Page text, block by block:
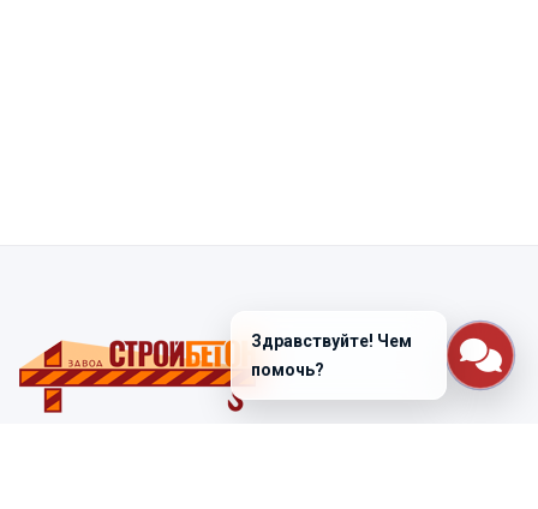
Здравствуйте! Чем
помочь?